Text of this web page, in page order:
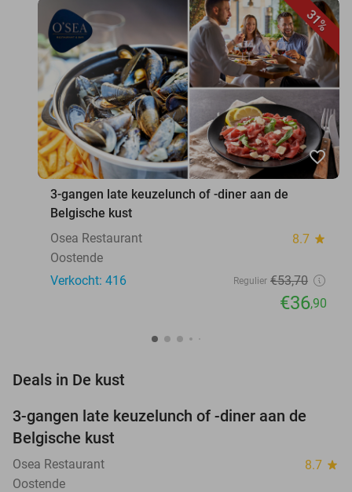
31%
favorite_border
3-gangen late keuzelunch of -diner aan de
Belgische kust
Osea Restaurant
8.7 star
Oostende
Verkocht: 416
Regulier €53,70
€36,90
Deals in De kust
31%
3-gangen late keuzelunch of -diner aan de
Belgische kust
Osea Restaurant 8.7 star
Oostende